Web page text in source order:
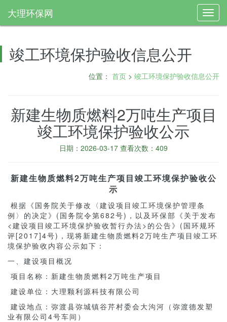
大理环保网
竣工环境保护验收信息公开
位置： 首页 > 竣工环境保护验收信息公开
新建生物质燃料2万吨生产项目
竣工环境保护验收公示
日期：2026-03-17 查看次数：409
新建生物质燃料2万吨生产项目竣工环境保护验收公
示
根据《国务院关于修改〈建设项目竣工环境保护管理条
例〉的决定》(国务院令第682号)，以及环保部《关于发布
<建设项目竣工环境保护验收暂行办法>的公告》(国环规环
评[2017]4号)，现将新建生物质燃料2万吨生产项目竣工环
境保护验收内容公示如下：
一、建设项目概况
项目名称：新建生物质燃料2万吨生产项目
建设单位：大理颗利源科技有限公司
建设地点：弥渡县弥城镇谷芹村委会大沟河（弥渡德发塑
业有限公司4号车间）